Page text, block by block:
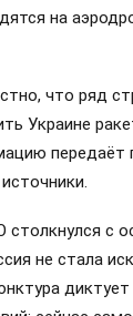
на
что ряд
Украине
передаёт
с
не стала